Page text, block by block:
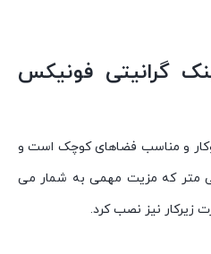
گرانیتی فونیکس
توکار و مناسب فضاهای کوچک است و
لگن با عمق ۲۰ سانتی متر که مزیت مهمی به شمار می
زیرکار نیز نصب کرد.